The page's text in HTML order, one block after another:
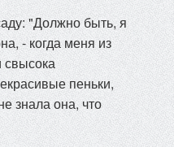
"Должно быть, я
- когда меня из
свысока
пеньки,
знала она, что